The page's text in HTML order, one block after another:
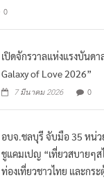
0
เปิดจักรวาลแห่งแรงบันดา
Galaxy of Love 2026”
7 มีนาคม 2026 0
อบจ.ชลบุรี จับมือ 35 หน่ว
ชูแคมเปญ “เที่ยวสบายๆ
ท่องเที่ยวชาวไทย และกร